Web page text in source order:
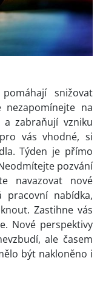
snižovat
na
zabraňují vzniku
vás vhodné, si
Týden je přímo
pozvání
navazovat nové
pracovní nabídka,
Zastihne vás
Nové perspektivy
ale časem
být nakloněno i